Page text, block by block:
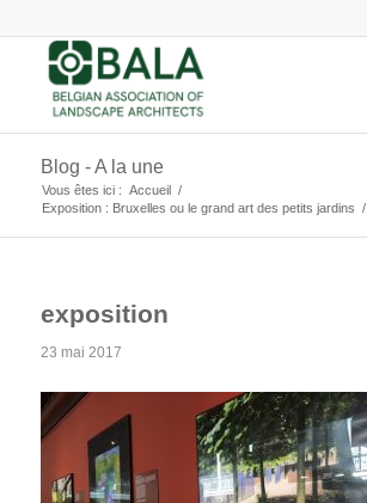
Blog - A la une
Vous êtes ici : Accueil /
Exposition : Bruxelles ou le grand art des petits jardins /
exposition
23 mai 2017